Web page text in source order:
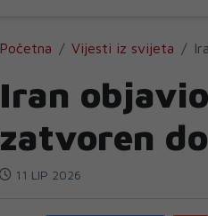
Početna Vijesti iz svijeta
Iran
zatvoren
11 LIP 2026